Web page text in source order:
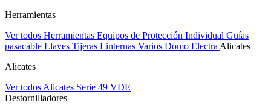
Herramientas
Ver todos Herramientas Equipos de Protección Individual Guías
pasacable Llaves Tijeras Linternas Varios Domo Electra Alicates
Alicates
Ver todos Alicates Serie 49 VDE
Destornilladores